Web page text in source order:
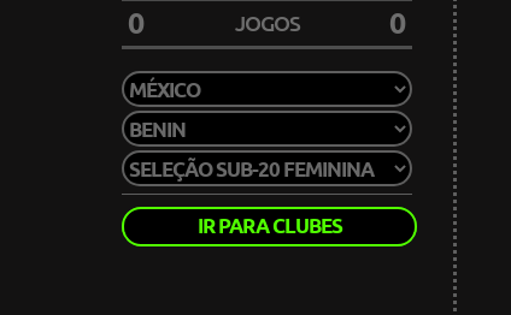
0 JOGOS 0
IR PARA CLUBES